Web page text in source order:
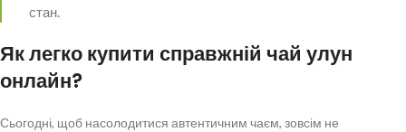
стан.
Як легко купити справжній чай улун
онлайн?
Сьогодні, щоб насолодитися автентичним чаєм, зовсім не